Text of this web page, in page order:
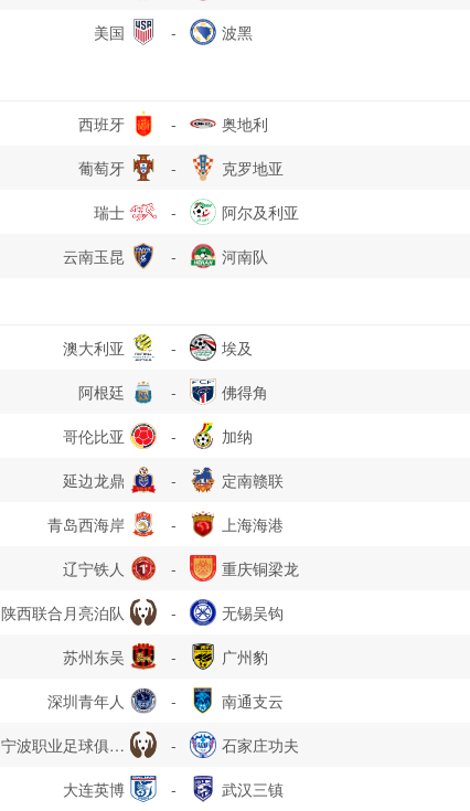
美国 - 波黑
西班牙 - 奥地利
葡萄牙 - 克罗地亚
瑞士 - 阿尔及利亚
云南玉昆 - 河南队
澳大利亚 - 埃及
阿根廷 - 佛得角
哥伦比亚 - 加纳
延边龙鼎 - 定南赣联
青岛西海岸 - 上海海港
辽宁铁人 - 重庆铜梁龙
陕西联合月亮泊队 - 无锡吴钩
苏州东吴 - 广州豹
深圳青年人 - 南通支云
宁波职业足球俱乐
部
- 石家庄功夫
大连英博 - 武汉三镇